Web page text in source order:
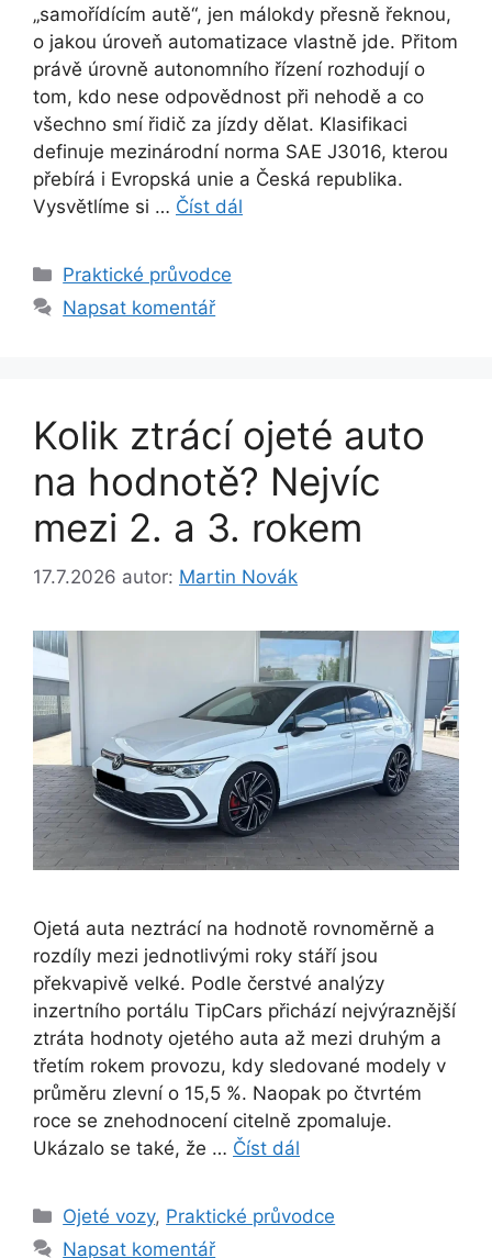
„samořídícím autě“, jen málokdy přesně řeknou,
o jakou úroveň automatizace vlastně jde. Přitom
právě úrovně autonomního řízení rozhodují o
tom, kdo nese odpovědnost při nehodě a co
všechno smí řidič za jízdy dělat. Klasifikaci
definuje mezinárodní norma SAE J3016, kterou
přebírá i Evropská unie a Česká republika.
Vysvětlíme si … Číst dál
Rubriky
Praktické průvodce
Napsat komentář
Kolik ztrácí ojeté auto
na hodnotě? Nejvíc
mezi 2. a 3. rokem
17.7.2026 autor: Martin Novák
Ojetá auta neztrácí na hodnotě rovnoměrně a
rozdíly mezi jednotlivými roky stáří jsou
překvapivě velké. Podle čerstvé analýzy
inzertního portálu TipCars přichází nejvýraznější
ztráta hodnoty ojetého auta až mezi druhým a
třetím rokem provozu, kdy sledované modely v
průměru zlevní o 15,5 %. Naopak po čtvrtém
roce se znehodnocení citelně zpomaluje.
Ukázalo se také, že … Číst dál
Rubriky
Ojeté vozy, Praktické průvodce
Napsat komentář